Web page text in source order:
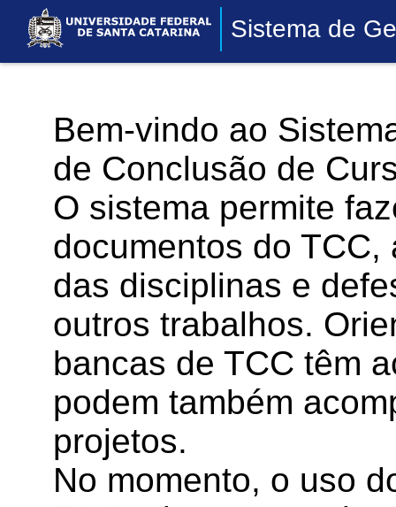
Sistema de
Bem-vindo ao
de Conclusão de
O sistema permite
documentos do
das disciplinas e
outros trabalhos.
bancas de TCC têm
podem também
projetos.
No momento, o uso